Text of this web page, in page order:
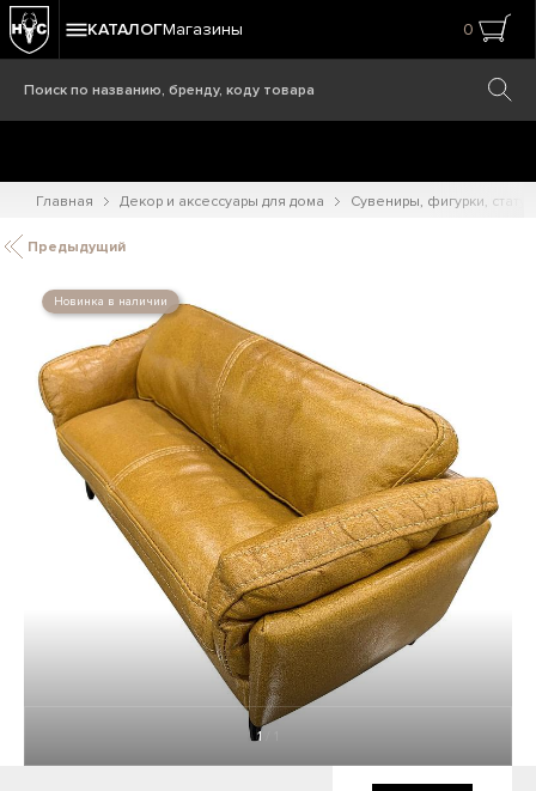
КАТАЛОГМагазины 0
Главная Декор и аксессуары для дома Сувениры, фигурки,
Предыдущий
Новинка в наличии
1